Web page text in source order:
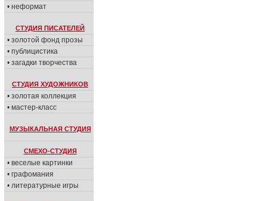
• неформат
СТУДИЯ ПИСАТЕЛЕЙ
• золотой фонд прозы
• публицистика
• загадки творчества
СТУДИЯ ХУДОЖНИКОВ
• золотая коллекция
• мастер-класс
МУЗЫКАЛЬНАЯ СТУДИЯ
СМЕХО-СТУДИЯ
• веселые картинки
• графомания
• литературные игры